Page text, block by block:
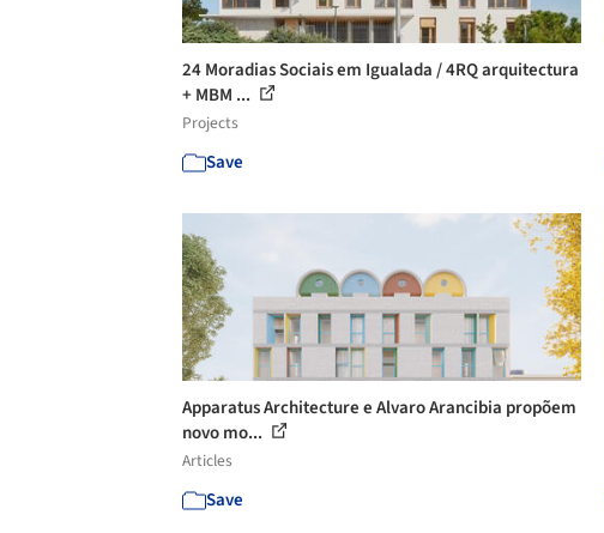
24 Moradias Sociais em Igualada / 4RQ arquitectura
+ MBM ...
Projects
Save
Apparatus Architecture e Alvaro Arancibia propõem
novo mo...
Articles
Save